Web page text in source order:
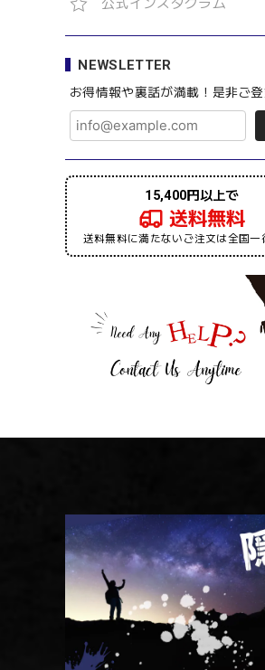
公式インスタグラム
NEWSLETTER
お得情報や裏話が満載！是非ご
15,400円以上で
送料無料
送料無料に満たないご注文は全国一